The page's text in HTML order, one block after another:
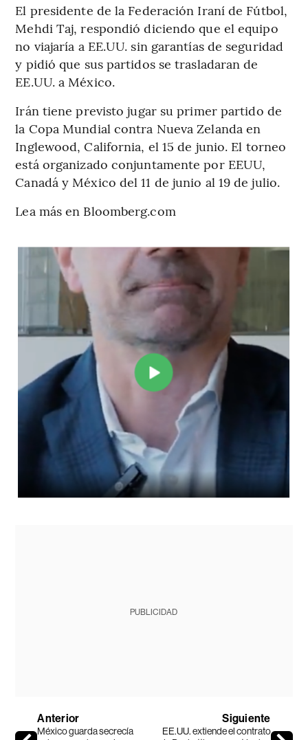
El presidente de la Federación Iraní de Fútbol,
Mehdi Taj, respondió diciendo que el equipo
no viajaría a EE.UU. sin garantías de seguridad
y pidió que sus partidos se trasladaran de
EE.UU. a México.
Irán tiene previsto jugar su primer partido de
la Copa Mundial contra Nueva Zelanda en
Inglewood, California, el 15 de junio. El torneo
está organizado conjuntamente por EEUU,
Canadá y México del 11 de junio al 19 de julio.
Lea más en Bloomberg.com
PUBLICIDAD
Anterior
México guarda secrecía
Siguiente
EE.UU. extiende el contrato